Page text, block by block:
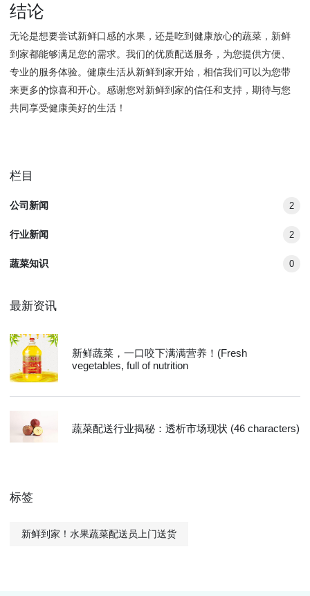
结论
无论是想要尝试新鲜口感的水果，还是吃到健康放心的蔬菜，新鲜
到家都能够满足您的需求。我们的优质配送服务，为您提供方便、
专业的服务体验。健康生活从新鲜到家开始，相信我们可以为您带
来更多的惊喜和开心。感谢您对新鲜到家的信任和支持，期待与您
共同享受健康美好的生活！
栏目
公司新闻 2
行业新闻 2
蔬菜知识 0
最新资讯
新鲜蔬菜，一口咬下满满营养！(Fresh
vegetables, full of nutrition
蔬菜配送行业揭秘：透析市场现状 (46 characters)
标签
新鲜到家！水果蔬菜配送员上门送货